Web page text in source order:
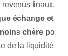
revenus finaux.
échange et
chère po
de la liquidité